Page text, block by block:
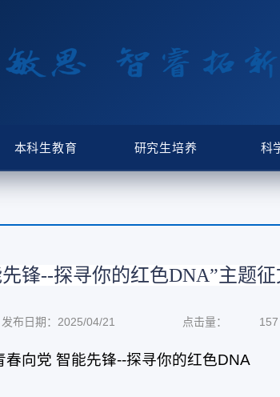
本科生教育 研究生培养 科
锋--探寻你的红色DNA”主题
发布日期：2025/04/21 点击量： 157
春向党 智能先锋--探寻你的红色DNA